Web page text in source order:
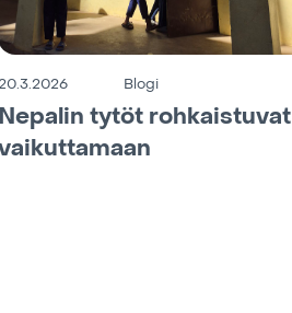
Blogi
Nepalin tytöt rohkaistuvat